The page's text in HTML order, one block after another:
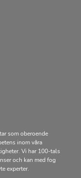
som oberoende
inom våra
Vi har 100-tals
och kan med fog
experter.